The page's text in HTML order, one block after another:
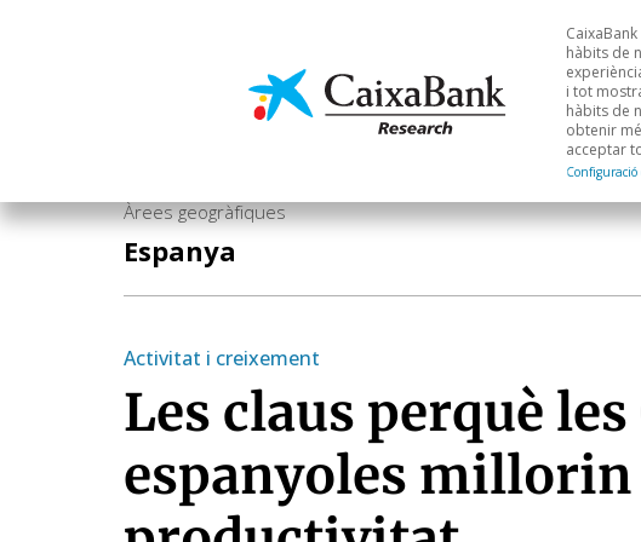
Economia i mercats
hàbits de
i tot
hàbits de
obtenir
acceptar
Configuració
Àrees geogràfiques
Espanya
Activitat i creixement
Les claus perquè les
espanyoles millorin